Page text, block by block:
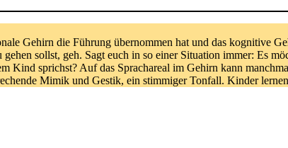
Gehirn die Führung übernommen hat und das kognitive
sollst, geh. Sagt euch in so einer Situation immer: Es
Kind sprichst? Auf das Sprachareal im Gehirn kann
Mimik und Gestik, ein stimmiger Tonfall. Kinder